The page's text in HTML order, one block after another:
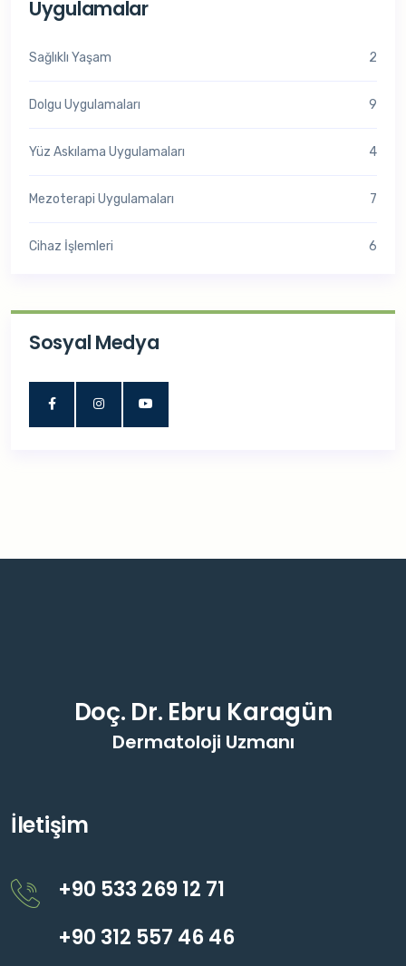
Uygulamalar
Sağlıklı Yaşam 2
Dolgu Uygulamaları 9
Yüz Askılama Uygulamaları 4
Mezoterapi Uygulamaları 7
Cihaz İşlemleri 6
Sosyal Medya
Doç. Dr. Ebru Karagün
Dermatoloji Uzmanı
İletişim
+90 533 269 12 71
+90 312 557 46 46